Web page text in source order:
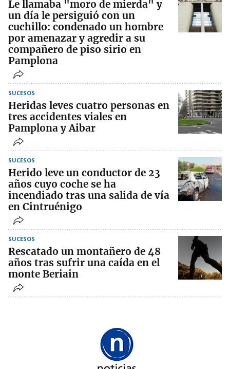
Le llamaba "moro de mierda" y
un día le persiguió con un
cuchillo: condenado un hombre
por amenazar y agredir a su
compañero de piso sirio en
Pamplona
SUCESOS
Heridas leves cuatro personas en
tres accidentes viales en
Pamplona y Aibar
SUCESOS
Herido leve un conductor de 23
años cuyo coche se ha
incendiado tras una salida de vía
en Cintruénigo
SUCESOS
Rescatado un montañero de 48
años tras sufrir una caída en el
monte Beriain